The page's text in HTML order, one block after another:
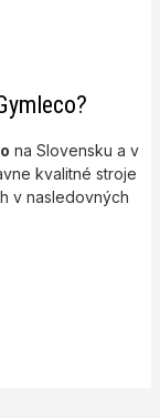
na Slovensku a v
kvalitné stroje
v nasledovných